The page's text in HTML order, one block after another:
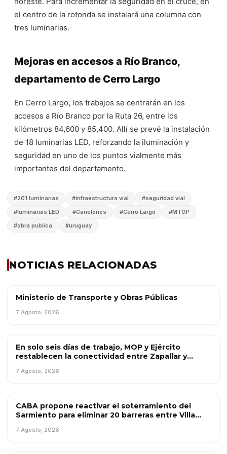
el centro de la rotonda se instalará una columna con
tres luminarias.
Mejoras en accesos a Río Branco,
departamento de Cerro Largo
En Cerro Largo, los trabajos se centrarán en los
accesos a Río Branco por la Ruta 26, entre los
kilómetros 84,600 y 85,400. Allí se prevé la instalación
de 18 luminarias LED, reforzando la iluminación y
seguridad en uno de los puntos vialmente más
importantes del departamento.
#201 luminarias #infraestructura vial #seguridad vial
#luminarias LED #Canelones #Cerro Largo #MTOP
#obra publica #uruguay
NOTICIAS RELACIONADAS
OBRA PÚBLICA
Ministerio de Transporte y Obras Públicas
7 Agosto, 2026
OBRA PÚBLICA
En solo seis días de trabajo, MOP y Ejército
restablecen la conectividad entre Zapallar y
7 Agosto, 2026
OBRA PÚBLICA
CABA propone reactivar el soterramiento del
Sarmiento para eliminar 20 barreras entre Villa
7 Agosto, 2026